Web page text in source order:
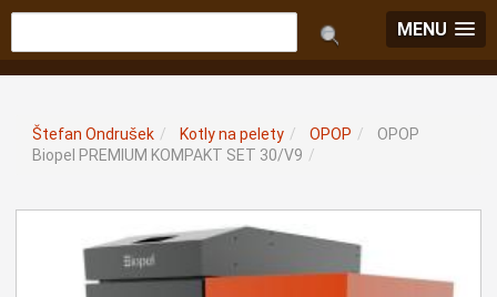
MENU
Štefan Ondrušek / Kotly na pelety / OPOP /
OPOP
Biopel PREMIUM KOMPAKT SET 30/V9 /